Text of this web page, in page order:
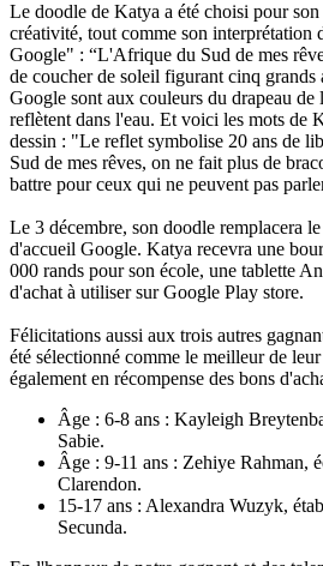
Le doodle de Katya a été choisi pour son
créativité, tout comme son interprétation
Google" : “L'Afrique du Sud de mes
de coucher de soleil figurant cinq grands
Google sont aux couleurs du drapeau
reflètent dans l'eau. Et voici les mots de
dessin : "Le reflet symbolise 20 ans de
Sud de mes rêves, on ne fait plus de
battre pour ceux qui ne peuvent pas
Le 3 décembre, son doodle remplacera
d'accueil Google. Katya recevra une
000 rands pour son école, une tablette
d'achat à utiliser sur Google Play store.
Félicitations aussi aux trois autres
été sélectionné comme le meilleur de
également en récompense des bons
Âge : 6-8 ans : Kayleigh
Sabie.
Âge : 9-11 ans : Zehiye Rahman,
Clarendon.
15-17 ans : Alexandra Wuzyk,
Secunda.